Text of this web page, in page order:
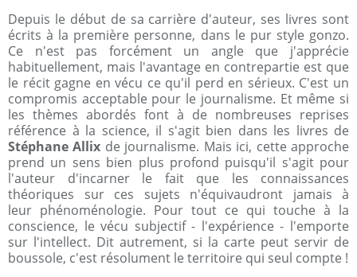
Depuis le début de sa carrière d'auteur, ses livres sont
écrits à la première personne, dans le pur style gonzo.
Ce n'est pas forcément un angle que j'apprécie
habituellement, mais l'avantage en contrepartie est que
le récit gagne en vécu ce qu'il perd en sérieux. C'est un
compromis acceptable pour le journalisme. Et même si
les thèmes abordés font à de nombreuses reprises
référence à la science, il s'agit bien dans les livres de
Stéphane Allix de journalisme. Mais ici, cette approche
prend un sens bien plus profond puisqu'il s'agit pour
l'auteur d'incarner le fait que les connaissances
théoriques sur ces sujets n'équivaudront jamais à
leur phénoménologie. Pour tout ce qui touche à la
conscience, le vécu subjectif - l'expérience - l'emporte
sur l'intellect. Dit autrement, si la carte peut servir de
boussole, c'est résolument le territoire qui seul compte !